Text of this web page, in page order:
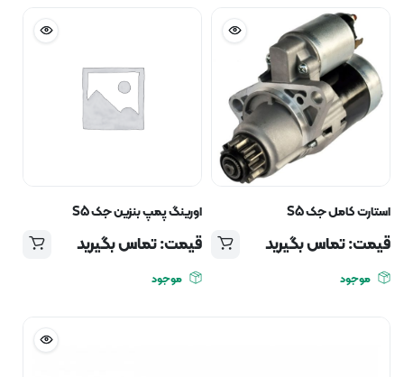
استارت کامل جک S5
قیمت: تماس بگیرید
موجود
اورینگ پمپ بنزین جک S5
قیمت: تماس بگیرید
موجود